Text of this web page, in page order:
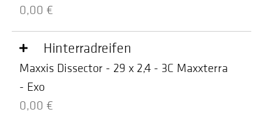
0,00 €
Hinterradreifen
Maxxis Dissector - 29 x 2,4 - 3C Maxxterra
- Exo
0,00 €